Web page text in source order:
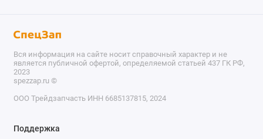
Вся информация на сайте носит справочный характер и не
является публичной офертой, определяемой статьей 437 ГК РФ,
2023
spezzap.ru ©️
ООО Трейдзапчасть ИНН 6685137815, 2024
Поддержка